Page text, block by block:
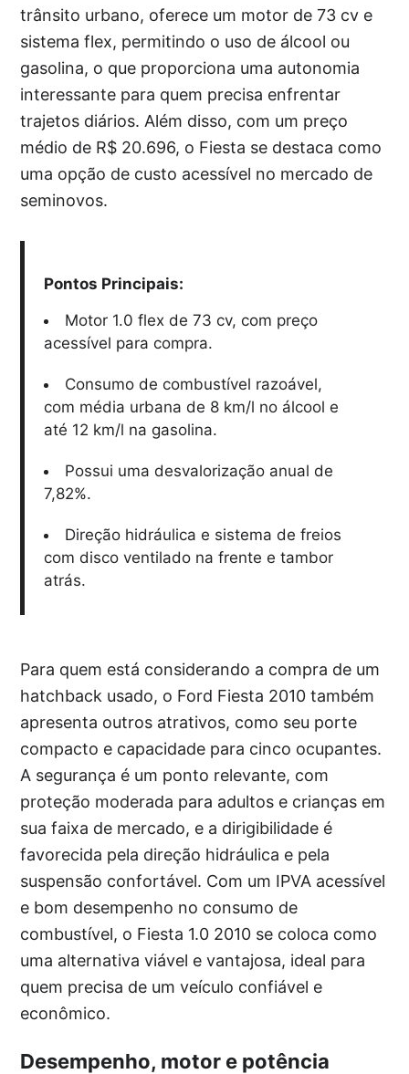
trânsito urbano, oferece um motor de 73 cv e
sistema flex, permitindo o uso de álcool ou
gasolina, o que proporciona uma autonomia
interessante para quem precisa enfrentar
trajetos diários. Além disso, com um preço
médio de R$ 20.696, o Fiesta se destaca como
uma opção de custo acessível no mercado de
seminovos.
Pontos Principais:
Motor 1.0 flex de 73 cv, com preço
acessível para compra.
Consumo de combustível razoável,
com média urbana de 8 km/l no álcool e
até 12 km/l na gasolina.
Possui uma desvalorização anual de
7,82%.
Direção hidráulica e sistema de freios
com disco ventilado na frente e tambor
atrás.
Para quem está considerando a compra de um
hatchback usado, o Ford Fiesta 2010 também
apresenta outros atrativos, como seu porte
compacto e capacidade para cinco ocupantes.
A segurança é um ponto relevante, com
proteção moderada para adultos e crianças em
sua faixa de mercado, e a dirigibilidade é
favorecida pela direção hidráulica e pela
suspensão confortável. Com um IPVA acessível
e bom desempenho no consumo de
combustível, o Fiesta 1.0 2010 se coloca como
uma alternativa viável e vantajosa, ideal para
quem precisa de um veículo confiável e
econômico.
Desempenho, motor e potência